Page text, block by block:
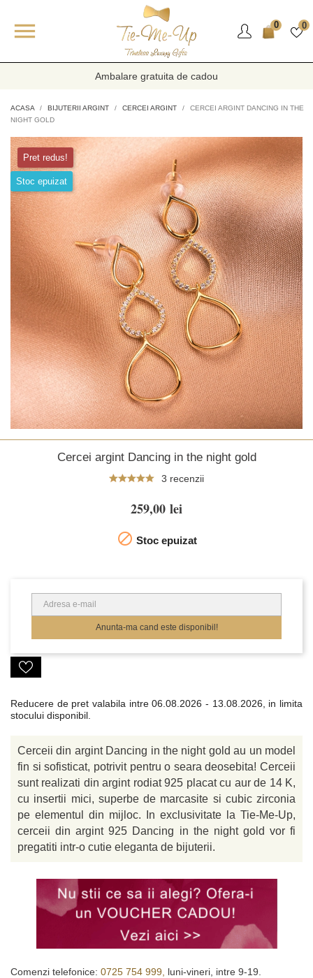
 0 0
Ambalare gratuita de cadou
ACASA BIJUTERII ARGINT CERCEI ARGINT
CERCEI ARGINT DANCING IN THE
NIGHT GOLD
Pret redus!
Stoc epuizat
Cercei argint Dancing in the night gold
3 recenzii
259,00 lei
 Stoc epuizat
Anunta-ma cand este disponibil!
Reducere de pret valabila intre06.08.2026 - 13.08.2026, in limita
stocului disponibil.
Cerceii din argint Dancing in the night gold au un model
fin si sofisticat, potrivit pentru o seara deosebita! Cerceii
sunt realizati din argint rodiat 925 placat cu aur de 14 K,
cu insertii mici, superbe de marcasite si cubic zirconia
pe elementul din mijloc. In exclusivitate la Tie-Me-Up,
cerceii din argint 925 Dancing in the night gold vor fi
pregatiti intr-o cutie eleganta de bijuterii.
Comenzi telefonice: 0725 754 999, luni-vineri, intre 9-19.